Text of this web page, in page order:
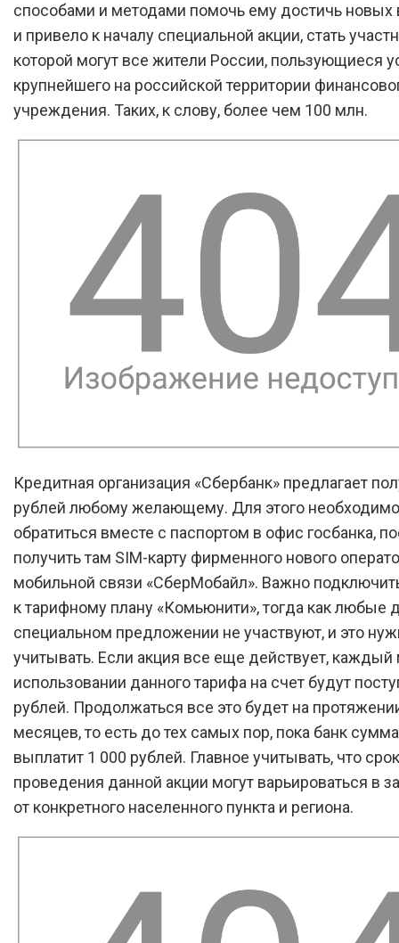
способами и методами помочь ему достичь новых
и привело к началу специальной акции, стать
которой могут все жители России, пользующиеся
крупнейшего на российской территории
учреждения. Таких, к слову, более чем 100 млн.
Кредитная организация «Сбербанк» предлагает
рублей любому желающему. Для этого необходимо
обратиться вместе с паспортом в офис госбанка,
получить там SIM-карту фирменного нового
мобильной связи «СберМобайл». Важно
к тарифному плану «Комьюнити», тогда как любые
специальном предложении не участвуют, и это
учитывать. Если акция все еще действует, каждый
использовании данного тарифа на счет будут
рублей. Продолжаться все это будет на
месяцев, то есть до тех самых пор, пока банк
выплатит 1 000 рублей. Главное учитывать, что
проведения данной акции могут варьироваться в
от конкретного населенного пункта и региона.